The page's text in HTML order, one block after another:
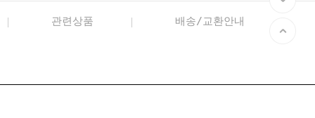
관련상품 배송/교환안내